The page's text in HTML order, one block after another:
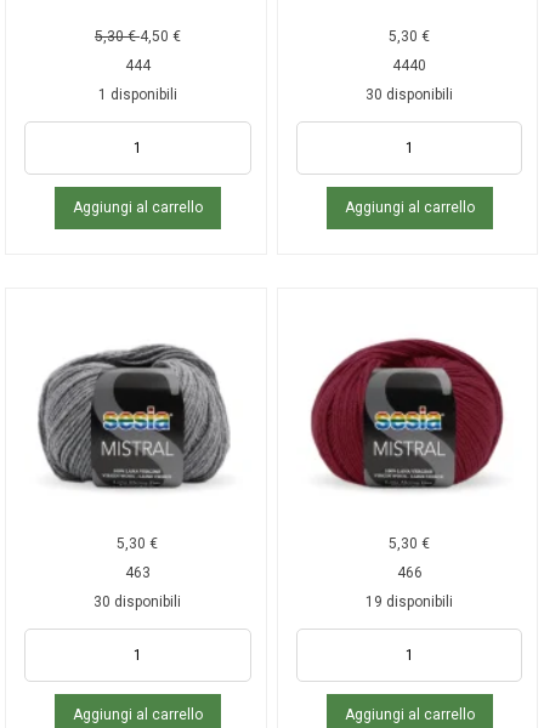
5,30€ 4,50 €
444
1 disponibili
Aggiungi al carrello
5,30€
4440
30 disponibili
Aggiungi al carrello
5,30€
463
30 disponibili
Aggiungi al carrello
5,30€
466
19 disponibili
Aggiungi al carrello